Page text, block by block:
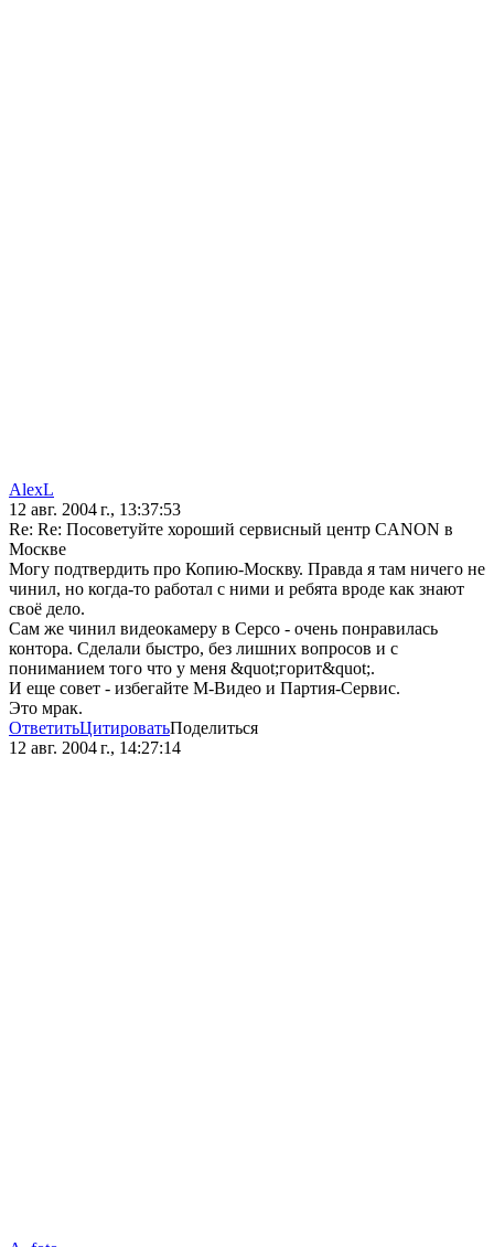
AlexL
12 авг. 2004 г., 13:37:53
Re: Re: Посоветуйте хороший сервисный центр CANON в
Москве
Могу подтвердить про Копию-Москву. Правда я там ничего не
чинил, но когда-то работал с ними и ребята вроде как знают
своё дело.
Сам же чинил видеокамеру в Серсо - очень понравилась
контора. Сделали быстро, без лишних вопросов и с
пониманием того что у меня &quot;горит&quot;.
И еще совет - избегайте М-Видео и Партия-Сервис.
Это мрак.
ОтветитьЦитироватьПоделиться
12 авг. 2004 г., 14:27:14